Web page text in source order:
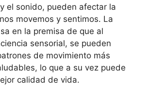
el sonido, pueden afectar la
movemos y sentimos. La
en la premisa de que al
sensorial, se pueden
de movimiento más
lo que a su vez puede
calidad de vida.